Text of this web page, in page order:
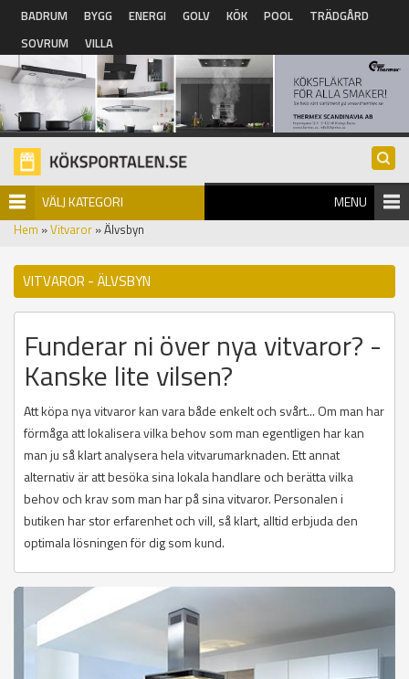
Hoppa till huvudinnehåll
BADRUM BYGG ENERGI GOLV KÖK POOL
TRÄDGÅRD
SOVRUM
VILLA
VÄLJ KATEGORI MENU
Hem »Vitvaror » Älvsbyn
VITVAROR - ÄLVSBYN
Funderar ni över nya vitvaror? -
Kanske lite vilsen?
Att köpa nya vitvaror kan vara både enkelt och svårt... Om man har
förmåga att lokalisera vilka behov som man egentligen har kan
man ju så klart analysera hela vitvarumarknaden. Ett annat
alternativ är att besöka sina lokala handlare och berätta vilka
behov och krav som man har på sina vitvaror. Personalen i
butiken har stor erfarenhet och vill, så klart, alltid erbjuda den
optimala lösningen för dig som kund.